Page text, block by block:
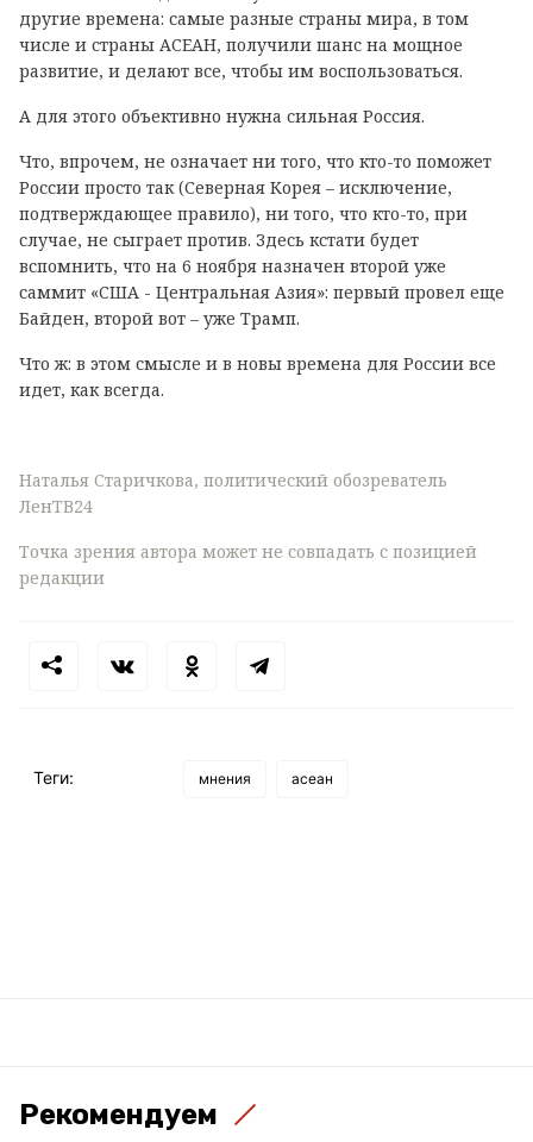
другие времена: самые разные страны мира, в том
числе и страны АСЕАН, получили шанс на мощное
развитие, и делают все, чтобы им воспользоваться.
А для этого объективно нужна сильная Россия.
Что, впрочем, не означает ни того, что кто-то поможет
России просто так (Северная Корея – исключение,
подтверждающее правило), ни того, что кто-то, при
случае, не сыграет против. Здесь кстати будет
вспомнить, что на 6 ноября назначен второй уже
саммит «США - Центральная Азия»: первый провел еще
Байден, второй вот – уже Трамп.
Что ж: в этом смысле и в новы времена для России все
идет, как всегда.
Наталья Старичкова, политический обозреватель
ЛенТВ24
Точка зрения автора может не совпадать с позицией
редакции
Теги: мнения асеан
Рекомендуем